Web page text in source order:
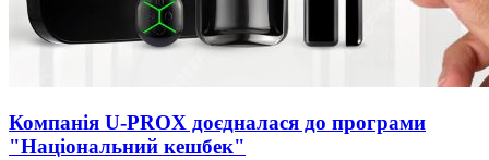
Компанія U-PROX доєдналася до програми
"Національний кешбек"